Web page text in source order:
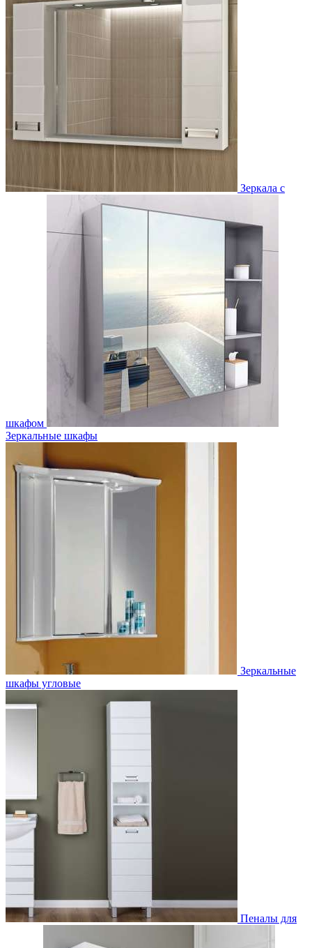
Зеркала с
шкафом
Зеркальные шкафы
Зеркальные
шкафы угловые
Пеналы для